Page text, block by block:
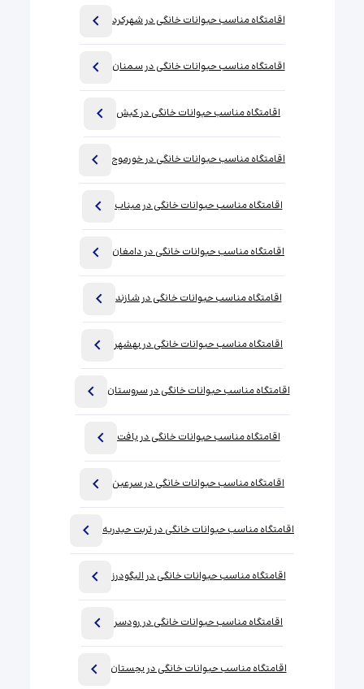
اقامتگاه مناسب حیوانات خانگی در شهرکرد
اقامتگاه مناسب حیوانات خانگی در سمنان
اقامتگاه مناسب حیوانات خانگی در کیش
اقامتگاه مناسب حیوانات خانگی در خورموج
اقامتگاه مناسب حیوانات خانگی در میناب
اقامتگاه مناسب حیوانات خانگی در دامغان
اقامتگاه مناسب حیوانات خانگی در شازند
اقامتگاه مناسب حیوانات خانگی در بهشهر
اقامتگاه مناسب حیوانات خانگی در سروستان
اقامتگاه مناسب حیوانات خانگی در بافت
اقامتگاه مناسب حیوانات خانگی در سرعین
اقامتگاه مناسب حیوانات خانگی در تربت حیدریه
اقامتگاه مناسب حیوانات خانگی در الیگودرز
اقامتگاه مناسب حیوانات خانگی در رودسر
اقامتگاه مناسب حیوانات خانگی در بجستان